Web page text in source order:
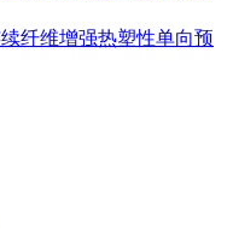
纤维增强热塑性单向预